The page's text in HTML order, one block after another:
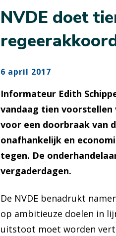
NVDE doet
6 april 2017
Informateur Edith
vandaag tien voorstellen
voor een doorbraak van
onafhankelijk en
tegen. De
vergaderdagen.
De NVDE benadrukt
op ambitieuze doelen in
uitstoot moet worden